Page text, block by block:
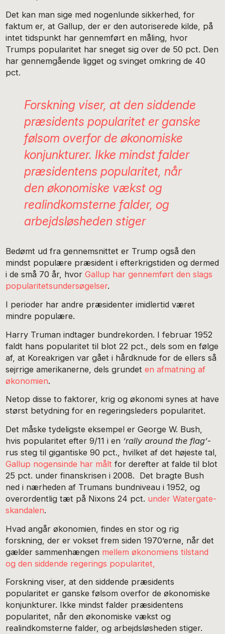
Det kan man sige med nogenlunde sikkerhed, for
faktum er, at Gallup, der er den autoriserede kilde, på
intet tidspunkt har gennemført en måling, hvor
Trumps popularitet har sneget sig over de 50 pct. Den
har gennemgående ligget og svinget omkring de 40
pct.
Forskning viser, at den siddende
præsidents popularitet er ganske
følsom overfor de økonomiske
konjunkturer. Ikke mindst falder
præsidentens popularitet, når
den økonomiske vækst og
realindkomsterne falder, og
arbejdsløsheden stiger
Bedømt ud fra gennemsnittet er Trump også den
mindst populære præsident i efterkrigstiden og dermed
i de små 70 år, hvorGallup har gennemført den slags
popularitetsundersøgelser.
I perioder har andre præsidenter imidlertid været
mindre populære.
Harry Truman indtager bundrekorden. I februar 1952
faldt hans popularitet til blot 22 pct., dels som en følge
af, at Koreakrigen var gået i hårdknude for de ellers så
sejrrige amerikanerne, dels grundeten afmatning af
økonomien.
Netop disse to faktorer, krig og økonomi synes at have
størst betydning for en regeringsleders popularitet.
Det måske tydeligste eksempel er George W. Bush,
hvis popularitet efter 9/11 i en ’rally around the flag’-
rus steg til gigantiske 90 pct., hvilket af det højeste tal,
Gallup nogensinde har målt for derefter at falde til blot
25 pct. under finanskrisen i 2008. Det bragte Bush
ned i nærheden af Trumans bundniveau i 1952, og
overordentlig tæt på Nixons 24 pct. under Watergate-
skandalen.
Hvad angår økonomien, findes en stor og rig
forskning, der er vokset frem siden 1970’erne, når det
gælder sammenhængen mellem økonomiens tilstand
og den siddende regerings popularitet,
Forskning viser, at den siddende præsidents
popularitet er ganske følsom overfor de økonomiske
konjunkturer. Ikke mindst falder præsidentens
popularitet, når den økonomiske vækst og
realindkomsterne falder, og arbejdsløsheden stiger.